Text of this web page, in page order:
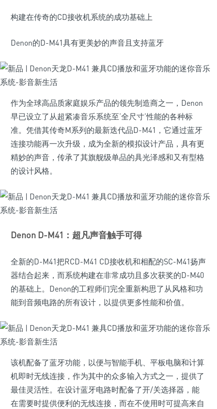
构建在传奇的CD接收机系统的成功基础上
Denon的D-M41具有更美妙的声音且支持蓝牙
作为全球高品质家庭娱乐产品的领先制造商之一，Denon
早已设立了从超紧凑音乐系统至‘全尺寸’性能的各种标
准。凭借其传奇M系列的最新迭代品D-M41，它通过蓝牙
连接功能再一次升级，成为全新的模拟设计产品，具有更
精妙的声音，传承了其旗舰级单品的具光泽感和又有型格
的设计风格。
Denon D-M41：超凡声音触手可得
全新的D-M41把RCD-M41 CD接收机和相配的SC-M41扬声
器结合起来，而系统构建在非常成功且多次获奖的D-M40
的基础上。Denon的工程师们完全重新构思了从风格和功
能到音频电路的所有设计，以提供更多性能和价值。
该机配备了蓝牙功能，以便与智能手机、平板电脑和计算
机即时无线连接，作为其中的众多输入方式之一，提供了
最佳灵活性。在设计蓝牙电路时配备了开/关选择器，能
在需要时提供便利的无线连接，而在不使用时可提高来自